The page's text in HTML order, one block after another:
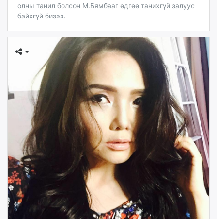
олны танил болсон М.Бямбааг өдгөө танихгүй залуус
байхгүй бизээ.